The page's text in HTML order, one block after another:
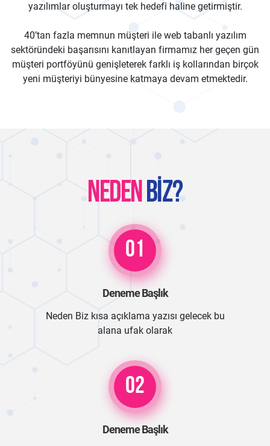
yazılımlar oluşturmayı tek hedefi haline getirmiştir.
40’tan fazla memnun müşteri ile web tabanlı yazılım
sektöründeki başarısını kanıtlayan firmamız her geçen gün
müşteri portföyünü genişleterek farklı iş kollarından birçok
yeni müşteriyi bünyesine katmaya devam etmektedir.
NEDENBIZ?
01
Deneme Başlık
Neden Biz kısa açıklama yazısı gelecek bu
alana ufak olarak
02
Deneme Başlık